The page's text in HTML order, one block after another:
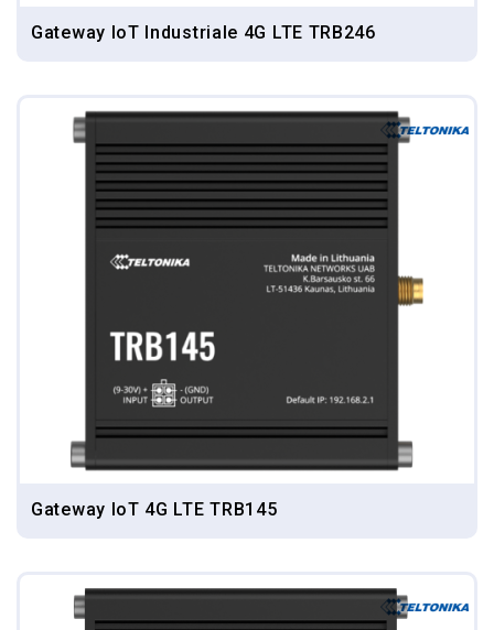
Gateway IoT Industriale 4G LTE TRB246
Gateway IoT 4G LTE TRB145